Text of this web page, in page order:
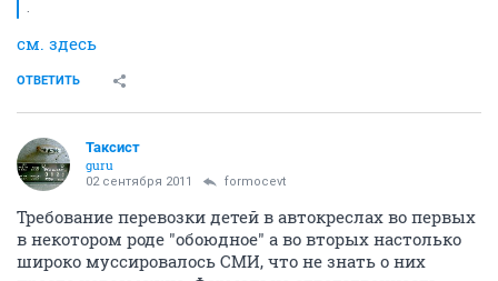
см. здесь
ОТВЕТИТЬ
Таксист
guru
02 сентября 2011 formocevt
Требование перевозки детей в автокреслах во первых
в некотором роде "обоюдное" а во вторых настолько
широко муссировалось СМИ, что не знать о них